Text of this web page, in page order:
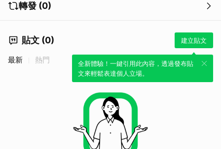
轉發 (0)
貼文 (0) 建立貼文
全新體驗！一鍵引用此內容，透過發布貼
文來輕鬆表達個人立場。
最新 熱門